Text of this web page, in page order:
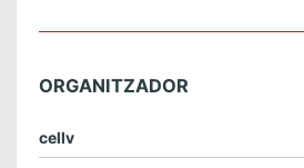
ORGANITZADOR
cellv